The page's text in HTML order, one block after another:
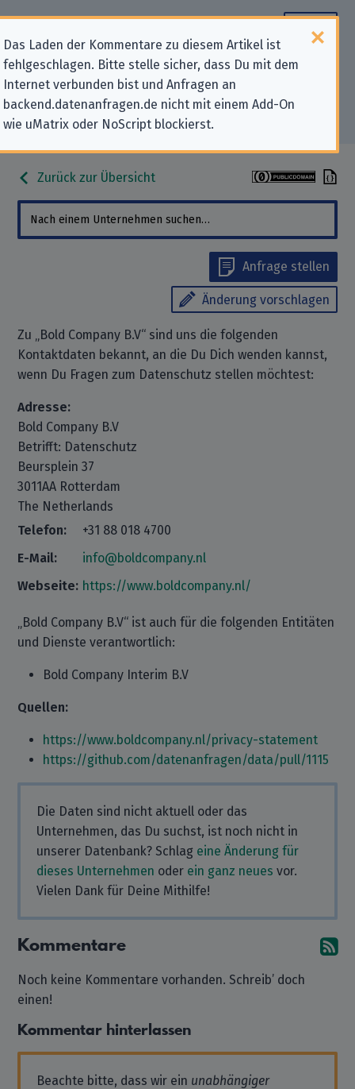
Das Laden der Kommentare zu diesem Artikel ist
fehlgeschlagen. Bitte stelle sicher, dass Du mit dem
Internet verbunden bist und Anfragen an
backend.datenanfragen.de nicht mit einem Add-On
wie uMatrix oder NoScript blockierst.
Datenschutz-Kontaktdaten für
„Bold Company B.V“
Zurück zur Übersicht
Anfrage stellen
Änderung vorschlagen
Zu „Bold Company B.V“ sind uns die folgenden
Kontaktdaten bekannt, an die Du Dich wenden kannst,
wenn Du Fragen zum Datenschutz stellen möchtest:
Adresse:
Bold Company B.V
Betrifft: Datenschutz
Beursplein 37
3011AA Rotterdam
The Netherlands
Telefon:
+31 88 018 4700
E-Mail:
info@boldcompany.nl
Webseite: https://www.boldcompany.nl/
„Bold Company B.V“ ist auch für die folgenden Entitäten
und Dienste verantwortlich:
Bold Company Interim B.V
Quellen:
https://www.boldcompany.nl/privacy-statement
https://github.com/datenanfragen/data/pull/1115
Die Daten sind nicht aktuell oder das
Unternehmen, das Du suchst, ist noch nicht in
unserer Datenbank? Schlag eine Änderung für
dieses Unternehmen oder ein ganz neues vor.
Vielen Dank für Deine Mithilfe!
Kommentare
Noch keine Kommentare vorhanden. Schreib’ doch
einen!
Kommentar hinterlassen
Beachte bitte, dass wir ein unabhängiger